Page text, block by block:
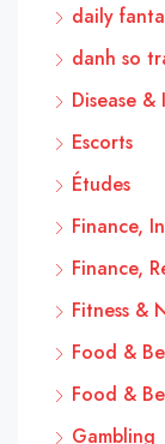
daily
danh so
Disease
Escorts
Études
Finance,
Finance,
Fitness &
Food &
Food &
Gambling